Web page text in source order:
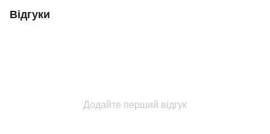
Відгуки
Додайте перший відгук